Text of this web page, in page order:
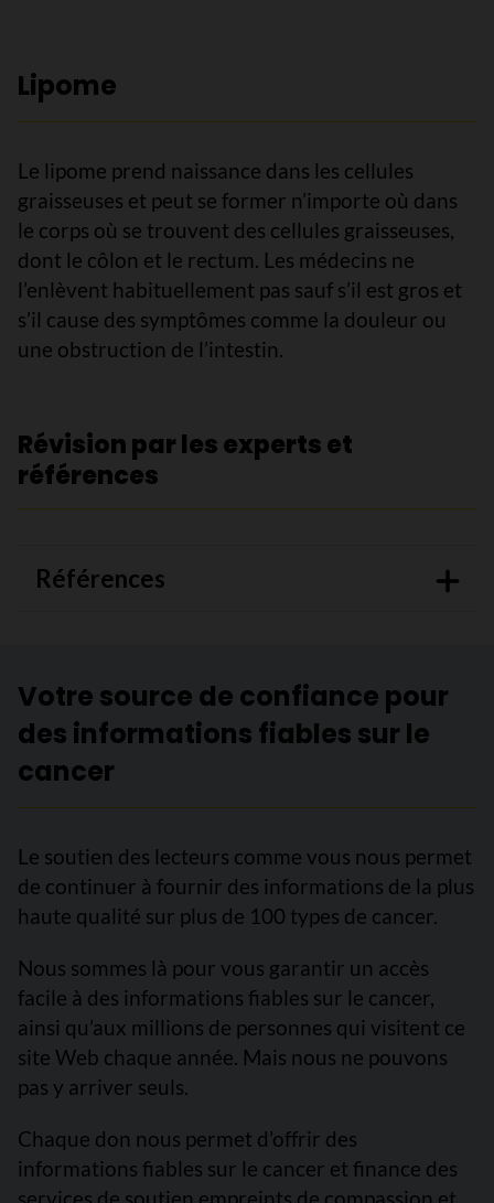
Lipome
Le lipome prend naissance dans les cellules
graisseuses et peut se former n’importe où dans
le corps où se trouvent des cellules graisseuses,
dont le côlon et le rectum. Les médecins ne
l’enlèvent habituellement pas sauf s’il est gros et
s’il cause des symptômes comme la douleur ou
une obstruction de l’intestin.
Révision par les experts et
références
Références
Votre source de confiance pour
des informations fiables sur le
cancer
Le soutien des lecteurs comme vous nous permet
de continuer à fournir des informations de la plus
haute qualité sur plus de 100 types de cancer.
Nous sommes là pour vous garantir un accès
facile à des informations fiables sur le cancer,
ainsi qu’aux millions de personnes qui visitent ce
site Web chaque année. Mais nous ne pouvons
pas y arriver seuls.
Chaque don nous permet d’offrir des
informations fiables sur le cancer et finance des